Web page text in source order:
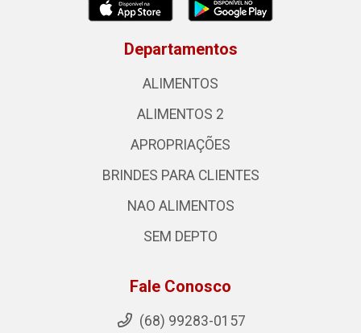
Departamentos
ALIMENTOS
ALIMENTOS 2
APROPRIAÇÕES
BRINDES PARA CLIENTES
NAO ALIMENTOS
SEM DEPTO
Fale Conosco
(68) 99283-0157